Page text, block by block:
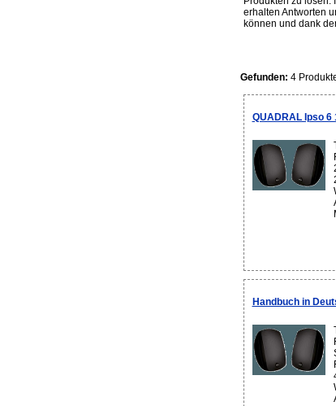
erhalten Antworten
können und dank
Gefunden: 4
QUADRAL Ipso 6
Handbuch in